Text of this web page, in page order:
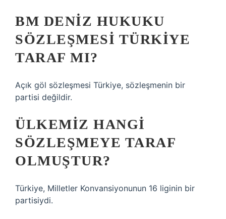
BM DENIZ HUKUKU
SÖZLEŞMESI TÜRKIYE
TARAF MI?
Açık göl sözleşmesi Türkiye, sözleşmenin bir
partisi değildir.
ÜLKEMIZ HANGI
SÖZLEŞMEYE TARAF
OLMUŞTUR?
Türkiye, Milletler Konvansiyonunun 16 liginin bir
partisiydi.